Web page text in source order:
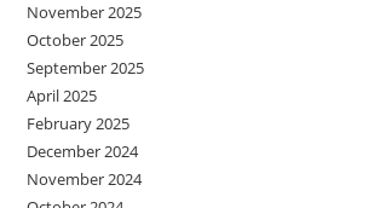
November 2025
October 2025
September 2025
April 2025
February 2025
December 2024
November 2024